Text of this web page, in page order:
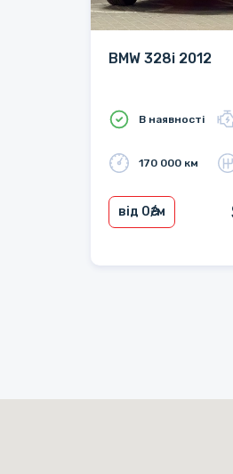
BMW 328i 2012
В наявності
170 000 км
від 0₴/м